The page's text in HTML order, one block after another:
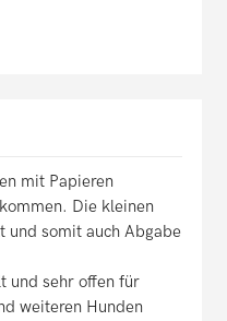
mit Papieren
Die kleinen
und somit auch Abgabe
und sehr offen für
weiteren Hunden